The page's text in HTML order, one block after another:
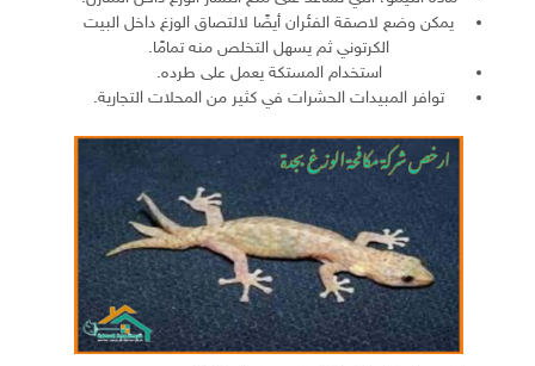
يمكن وضع لاصقة الفئران أيضًا لالتصاق الوزغ داخل البيت
الكرتوني ثم يسهل التخلص منه تمامًا.
استخدام المستكة يعمل على طرده.
توافر المبيدات الحشرات في كثير من المحلات التجارية.